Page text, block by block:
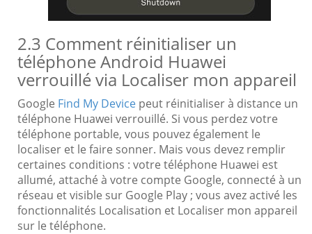
2.3 Comment réinitialiser un
téléphone Android Huawei
verrouillé via Localiser mon appareil
Google Find My Device peut réinitialiser à distance un
téléphone Huawei verrouillé. Si vous perdez votre
téléphone portable, vous pouvez également le
localiser et le faire sonner. Mais vous devez remplir
certaines conditions : votre téléphone Huawei est
allumé, attaché à votre compte Google, connecté à un
réseau et visible sur Google Play ; vous avez activé les
fonctionnalités Localisation et Localiser mon appareil
sur le téléphone.